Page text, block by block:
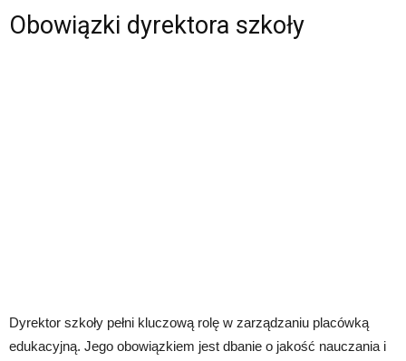
Obowiązki dyrektora szkoły
Dyrektor szkoły pełni kluczową rolę w zarządzaniu placówką
edukacyjną. Jego obowiązkiem jest dbanie o jakość nauczania i